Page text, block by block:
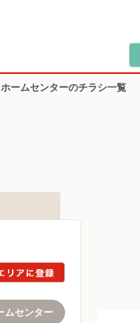
ームセンターのチラシ一覧
ムセンター